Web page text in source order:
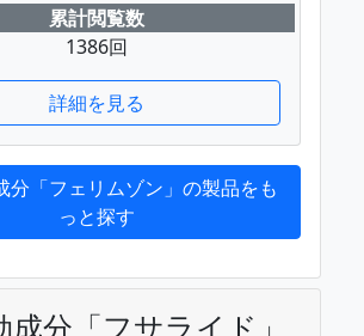
累計閲覧数
1386回
詳細を見る
分「フェリムゾン」の製品をも
っと探す
成分「フサライド」